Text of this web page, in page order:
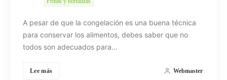
A pesar de que la congelación es una buena técnica
para conservar los alimentos, debes saber que no
todos son adecuados para…
Lee más Webmaster